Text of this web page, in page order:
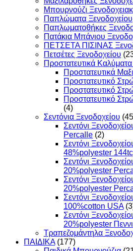
Μπουρνούζι
Παπλώματα Ξενοδοχείου
Παπλωματοθήκες
Πατάκια Μπάνιου
ΠΕΤΣΕΤΑ ΠΙΣΙΝΑΣ
Πετσέτες Ξενοδοχείου
Προστατευτικά
Προστατευτικά
Προστατευτικό
Προστατευτικό
Προστατευτικό
(4)
Σεντόνια Ξενοδοχείου
Σεντόνι
Percalle (2)
Σεντόνι
48%polyester 144tc
Σεντόνι
20%polyester
Σεντόνι
20%polyester
Σεντόνι
100%cotton USA
Σεντόνι
20%polyester
Τραπεζομάντηλα
ΠΑΙΔΙΚΑ (177)